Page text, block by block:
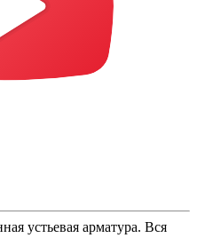
устьевая арматура. Вся